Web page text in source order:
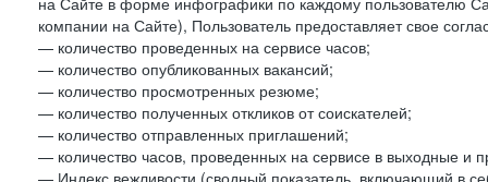
компании на Сайте), Пользователь предоставляет свое
— количество проведенных на сервисе часов;
— количество опубликованных вакансий;
— количество просмотренных резюме;
— количество полученных откликов от соискателей;
— количество отправленных приглашений;
— количество часов, проведенных на сервисе в выходные и
— Индекс вежливости (сводный показатель, включающий в